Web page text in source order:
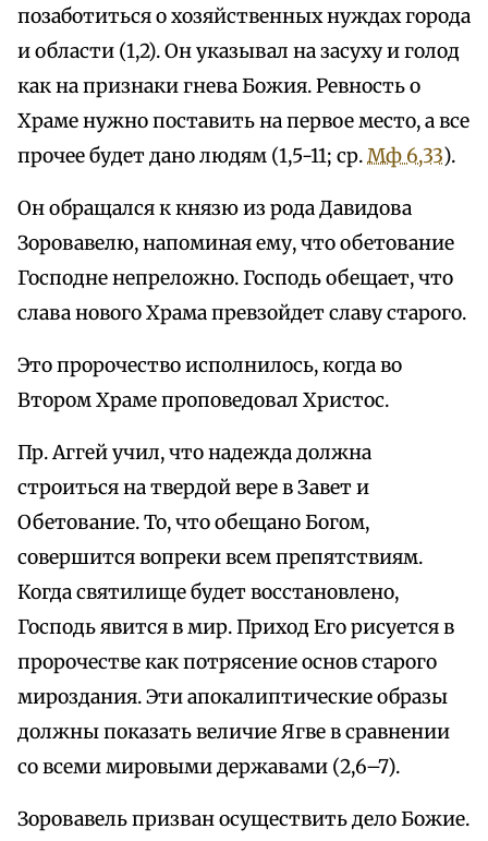
позаботиться о хозяйственных нуждах города
и области (1,2). Он указывал на засуху и голод
как на признаки гнева Божия. Ревность о
Храме нужно поставить на первое место, а все
прочее будет дано людям (1,5-11; ср.Мф 6,33).
Он обращался к князю из рода Давидова
Зоровавелю, напоминая ему, что обетование
Господне непреложно. Господь обещает, что
слава нового Храма превзойдет славу старого.
Это пророчество исполнилось, когда во
Втором Храме проповедовал Христос.
Пр. Аггей учил, что надежда должна
строиться на твердой вере в Завет и
Обетование. То, что обещано Богом,
совершится вопреки всем препятствиям.
Когда святилище будет восстановлено,
Господь явится в мир. Приход Его рисуется в
пророчестве как потрясение основ старого
мироздания. Эти апокалиптические образы
должны показать величие Ягве в сравнении
со всеми мировыми державами (2,6–7).
Зоровавель призван осуществить дело Божие.